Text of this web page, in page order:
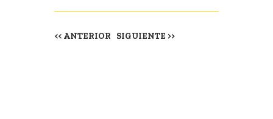
<< ANTERIOR SIGUIENTE >>